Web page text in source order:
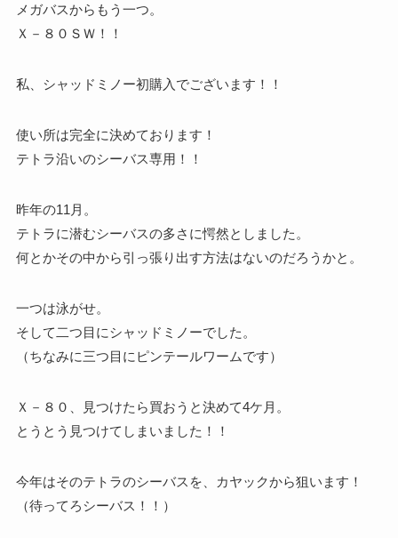
メガバスからもう一つ。
Ｘ－８０ＳＷ！！
私、シャッドミノー初購入でございます！！
使い所は完全に決めております！
テトラ沿いのシーバス専用！！
昨年の11月。
テトラに潜むシーバスの多さに愕然としました。
何とかその中から引っ張り出す方法はないのだろうかと。
一つは泳がせ。
そして二つ目にシャッドミノーでした。
（ちなみに三つ目にピンテールワームです）
Ｘ－８０、見つけたら買おうと決めて4ケ月。
とうとう見つけてしまいました！！
今年はそのテトラのシーバスを、カヤックから狙います！
（待ってろシーバス！！）